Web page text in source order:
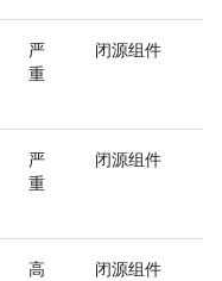
严
重
闭源组件
严
重
闭源组件
高 闭源组件